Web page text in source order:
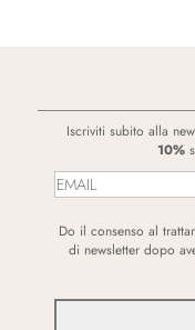
Iscriviti subito alla
10%
Do il consenso al
di newsletter dopo